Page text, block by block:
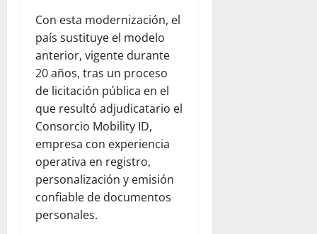
Con esta modernización, el
país sustituye el modelo
anterior, vigente durante
20 años, tras un proceso
de licitación pública en el
que resultó adjudicatario el
Consorcio Mobility ID,
empresa con experiencia
operativa en registro,
personalización y emisión
confiable de documentos
personales.